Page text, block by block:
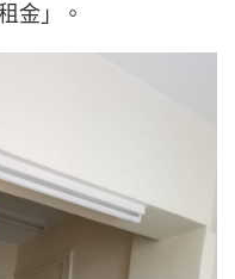
金」。